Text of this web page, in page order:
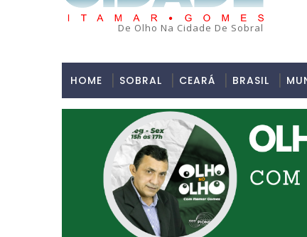
De Olho Na Cidade De Sobral
HOME SOBRAL CEARÁ BRASIL